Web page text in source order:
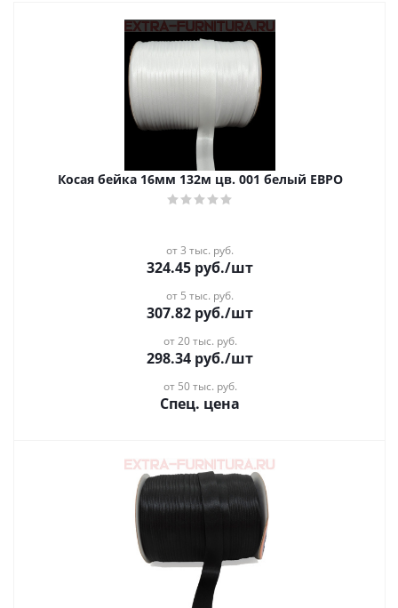
Косая бейка 16мм 132м цв. 001 белый ЕВРО
от 3 тыс. руб.
324.45 руб./шт
от 5 тыс. руб.
307.82 руб./шт
от 20 тыс. руб.
298.34 руб./шт
от 50 тыс. руб.
Спец. цена